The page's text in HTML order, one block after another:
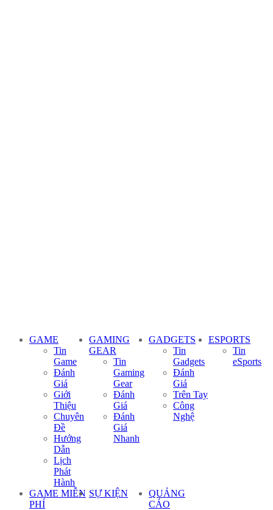
GAME
Tin
Game
Đánh
Giá
Giới
Thiệu
Chuyên
Đề
Hướng
Dẫn
Lịch
Phát
Hành
GAMING
GEAR
Tin
Gaming
Gear
Đánh
Giá
Đánh
Giá
Nhanh
GADGETS
Tin
Gadgets
Đánh
Giá
Trên Tay
Công
Nghệ
ESPORTS
Tin
eSports
GAME MIỄN
PHÍ
SỰ KIỆN
QUẢNG
CÁO